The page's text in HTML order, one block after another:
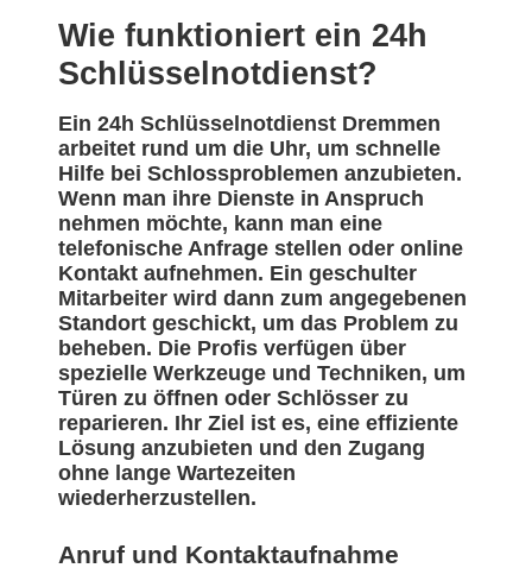
Wie funktioniert ein 24h
Schlüsselnotdienst?
Ein 24h Schlüsselnotdienst Dremmen
arbeitet rund um die Uhr, um schnelle
Hilfe bei Schlossproblemen anzubieten.
Wenn man ihre Dienste in Anspruch
nehmen möchte, kann man eine
telefonische Anfrage stellen oder online
Kontakt aufnehmen. Ein geschulter
Mitarbeiter wird dann zum angegebenen
Standort geschickt, um das Problem zu
beheben. Die Profis verfügen über
spezielle Werkzeuge und Techniken, um
Türen zu öffnen oder Schlösser zu
reparieren. Ihr Ziel ist es, eine effiziente
Lösung anzubieten und den Zugang
ohne lange Wartezeiten
wiederherzustellen.
Anruf und Kontaktaufnahme